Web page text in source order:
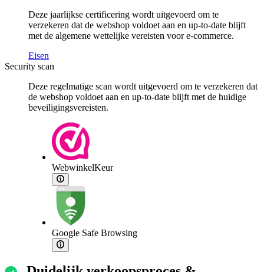
Deze jaarlijkse certificering wordt uitgevoerd om te
verzekeren dat de webshop voldoet aan en up-to-date blijft
met de algemene wettelijke vereisten voor e-commerce.
Eisen
Security scan
Deze regelmatige scan wordt uitgevoerd om te verzekeren dat
de webshop voldoet aan en up-to-date blijft met de huidige
beveiligingsvereisten.
WebwinkelKeur
Google Safe Browsing